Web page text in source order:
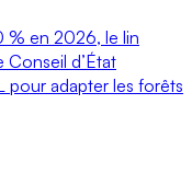
% en 2026, le lin
d’État
pour adapter les forêts